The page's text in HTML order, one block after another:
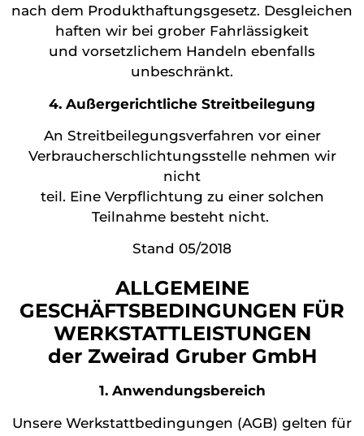
nach dem Produkthaftungsgesetz. Desgleichen
haften wir bei grober Fahrlässigkeit
und vorsetzlichem Handeln ebenfalls
unbeschränkt.
4. Außergerichtliche Streitbeilegung
An Streitbeilegungsverfahren vor einer
Verbraucherschlichtungsstelle nehmen wir
nicht
teil. Eine Verpflichtung zu einer solchen
Teilnahme besteht nicht.
Stand 05/2018
ALLGEMEINE
GESCHÄFTSBEDINGUNGEN FÜR
WERKSTATTLEISTUNGEN
der Zweirad Gruber GmbH
1. Anwendungsbereich
Unsere Werkstattbedingungen (AGB) gelten für